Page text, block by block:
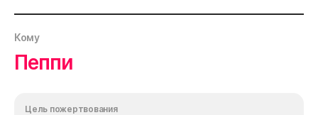
Кому
Пеппи
Цель пожертвования